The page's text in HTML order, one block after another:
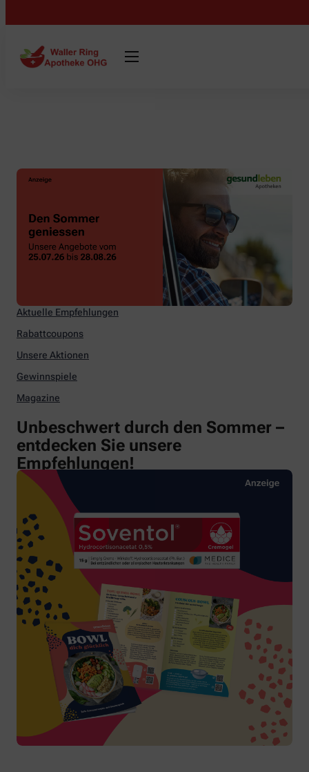
Aktuelle Empfehlungen
Rabattcoupons
Unsere Aktionen
Gewinnspiele
Magazine
Unbeschwert durch den Sommer –
entdecken Sie unsere
Empfehlungen!